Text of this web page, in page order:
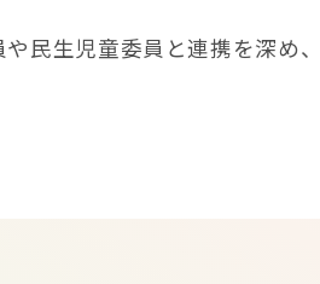
民生児童委員と連携を深め